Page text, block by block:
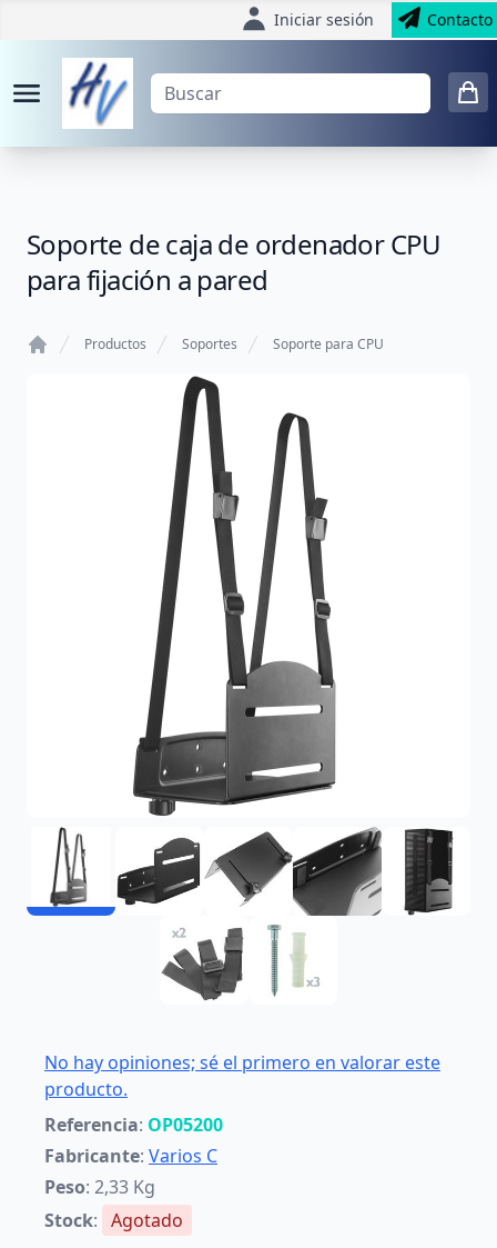
Iniciar sesión Contacto
Soporte de caja de ordenador CPU
para fijación a pared
Productos Soportes Soporte para CPU
No hay opiniones; sé el primero en valorar este
producto.
Referencia: OP05200
Fabricante: Varios C
Peso: 2,33 Kg
Stock: Agotado